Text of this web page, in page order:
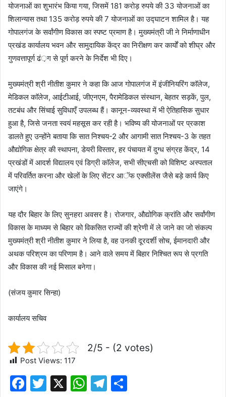
योजनाओं का शुभारंभ किया गया, जिसमें 181 करोड़ रुपये की 33 योजनाओं का
शिलान्यास तथा 135 करोड़ रुपये की 7 योजनाओं का उद्घाटन शामिल है। यह
गोपालगंज के सर्वांगीण विकास का स्पष्ट प्रमाण है। मुख्यमंत्री जी ने निर्माणाधीन
प्रखंड कार्यालय भवन और सामुदायिक केंद्र का निरीक्षण कर कार्यों को शीघ्र और
गुणवत्तापूर्ण ढं़ग से पूर्ण करने के निर्देश भी दिए।
मुख्यमंत्री श्री नीतीश कुमार ने कहा कि आज गोपालगंज में इंजीनियरिंग काॅलेज,
मेडिकल काॅलेज, आईटीआई, जीएनएम, पैरामेडिकल संस्थान, बेहतर सड़कें, पुल,
तटबंध और सिंचाई सुविधाएँ उपलब्ध हैं। कानून-व्यवस्था में भी ऐतिहासिक सुधार
हुआ है, जिसे जनता स्वयं महसूस कर रही है। भविष्य की योजनाओं पर प्रकाश
डालते हुए उन्होंने बताया कि सात निश्चय-2 और आगामी सात निश्चय-3 के तहत
औद्योगिक क्षेत्र की स्थापना, डेयरी विस्तार, हर पंचायत में दुग्ध संग्रह केंद्र, 14
प्रखंडों में आदर्श विद्यालय एवं डिग्री काॅलेज, सभी सीएचसी को विशिष्ट अस्पताल
में परिवर्तित करना और खेलों के लिए सेंटर आॅफ एक्सीलेंस जैसे बड़े कार्य किए
जाएंगे।
यह दौर बिहार के लिए सुनहरा अवसर है। रोजगार, औद्योगिक क्रांति और सर्वांगीण
विकास के माध्यम से बिहार को विकसित राज्यों की श्रेणी में ले जाने का जो संकल्प
मुख्यमंत्री श्री नीतीश कुमार ने लिया है, वह उनकी दूरदर्शी सोच, ईमानदारी और
अथक परिश्रम का परिणाम है। आने वाले समय में बिहार निश्चित रूप से प्रगति
और विकास की नई मिसाल बनेगा।
(संजय कुमार सिन्हा)
कार्यालय सचिव
2/5 - (2 votes)
Post Views: 117
F
T
X
W T